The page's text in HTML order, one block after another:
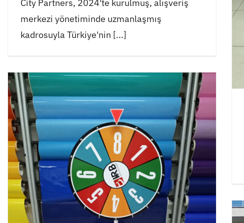
City Partners, 2024'te kurulmuş, alışveriş
merkezi yönetiminde uzmanlaşmış
kadrosuyla Türkiye'nin [...]